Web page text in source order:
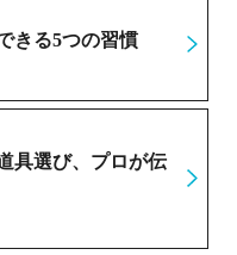
きる5つの習慣
具選び、プロが伝